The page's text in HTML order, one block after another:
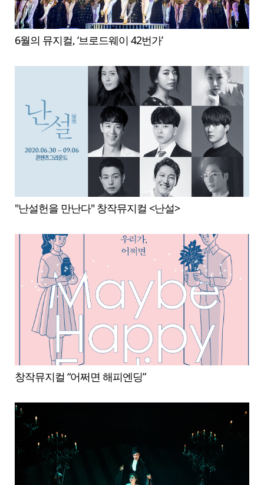
6월의 뮤지컬, ‘브로드웨이 42번가’
"난설헌을 만난다" 창작뮤지컬 <난설>
창작뮤지컬 “어쩌면 해피엔딩”